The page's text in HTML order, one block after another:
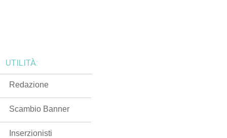
UTILITÀ:
Redazione
Scambio Banner
Inserzionisti